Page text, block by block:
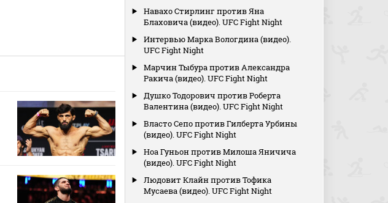
Навахо Стирлинг против Яна
Блаховича (видео). UFC Fight Night
Интервью Марка Вологдина (видео).
UFC Fight Night
Марчин Тыбура против Александра
Ракича (видео). UFC Fight Night
Душко Тодорович против Роберта
Валентина (видео). UFC Fight Night
Власто Сепо против Гилберта Урбины
(видео). UFC Fight Night
Ноа Гуньон против Милоша Яничича
(видео). UFC Fight Night
Людовит Клайн против Тофика
Мусаева (видео). UFC Fight Night